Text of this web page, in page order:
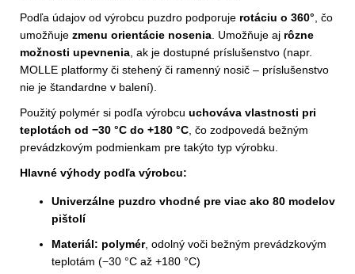
Podľa údajov od výrobcu puzdro podporuje rotáciu o 360° , čo
umožňuje zmenu orientácie nosenia . Umožňuje aj rôzne
možnosti upevnenia , ak je dostupné príslušenstvo (napr.
MOLLE platformy či stehený či ramenný nosič – príslušenstvo
nie je štandardne v balení).
Použitý polymér si podľa výrobcu uchováva vlastnosti pri
teplotách od −30 °C do +180 °C , čo zodpovedá bežným
prevádzkovým podmienkam pre takýto typ výrobku.
Hlavné výhody podľa výrobcu:
Univerzálne puzdro vhodné pre viac ako 80 modelov
pištolí
Materiál: polymér, odolný voči bežným prevádzkovým
teplotám (−30 °C až +180 °C)